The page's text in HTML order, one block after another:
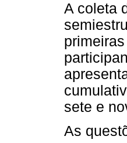
A coleta
sete e
As